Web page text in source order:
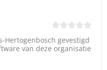
Hertogenbosch gevestigd
van deze organisatie